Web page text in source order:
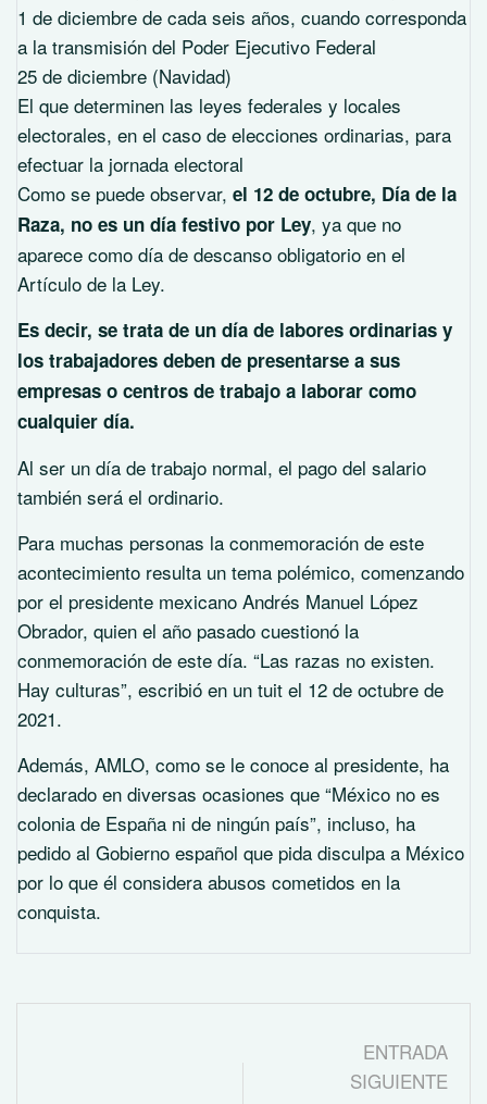
1 de diciembre de cada seis años, cuando corresponda
a la transmisión del Poder Ejecutivo Federal
25 de diciembre (Navidad)
El que determinen las leyes federales y locales
electorales, en el caso de elecciones ordinarias, para
efectuar la jornada electoral
Como se puede observar, el 12 de octubre, Día de la
Raza, no es un día festivo por Ley, ya que no
aparece como día de descanso obligatorio en el
Artículo de la Ley.
Es decir, se trata de un día de labores ordinarias y
los trabajadores deben de presentarse a sus
empresas o centros de trabajo a laborar como
cualquier día.
Al ser un día de trabajo normal, el pago del salario
también será el ordinario.
Para muchas personas la conmemoración de este
acontecimiento resulta un tema polémico, comenzando
por el presidente mexicano Andrés Manuel López
Obrador, quien el año pasado cuestionó la
conmemoración de este día. “Las razas no existen.
Hay culturas”, escribió en un tuit el 12 de octubre de
2021.
Además, AMLO, como se le conoce al presidente, ha
declarado en diversas ocasiones que “México no es
colonia de España ni de ningún país”, incluso, ha
pedido al Gobierno español que pida disculpa a México
por lo que él considera abusos cometidos en la
conquista.
ENTRADA
SIGUIENTE